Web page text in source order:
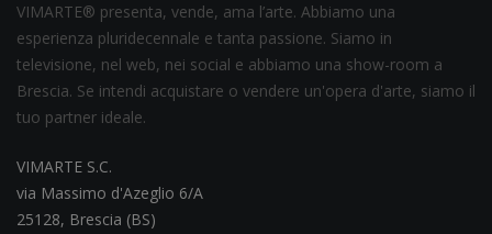
VIMARTE® presenta, vende, ama l’arte. Abbiamo una
esperienza pluridecennale e tanta passione. Siamo in
televisione, nel web, nei social e abbiamo una show-room a
Brescia. Se intendi acquistare o vendere un'opera d'arte, siamo il
tuo partner ideale.
VIMARTE S.C.
via Massimo d'Azeglio 6/A
25128, Brescia (BS)